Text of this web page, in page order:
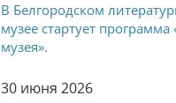
В Белгородском
музее стартует
музея».
30 июня 2026